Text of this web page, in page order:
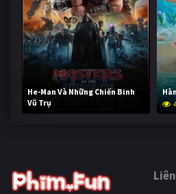
He-Man Và Những Chiến Binh
Vũ Trụ
248,123 lượt xem